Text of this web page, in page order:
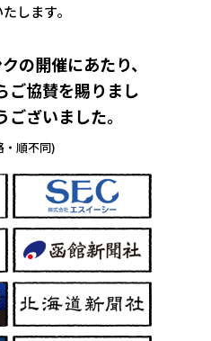
します。
の開催にあたり、
ご協賛を賜りまし
ございました。
・順不同)